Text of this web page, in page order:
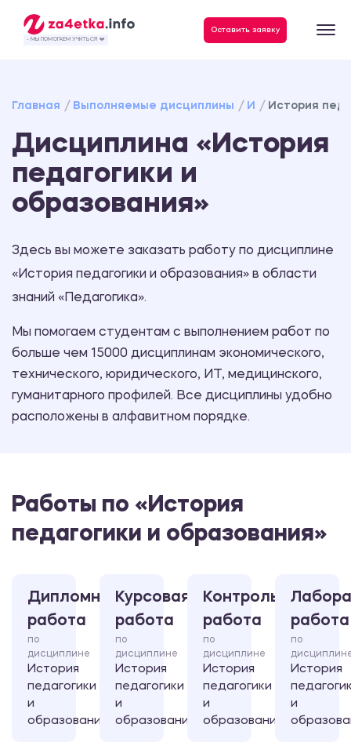
- МЫ ПОМОГАЕМ УЧИТЬСЯ ❤️
Оставить заявку
Главная Выполняемые дисциплины И История
Дисциплина «История
педагогики и
образования»
Здесь вы можете заказать работу по дисциплине
«История педагогики и образования» в области
знаний «Педагогика».
Мы помогаем студентам с выполнением работ по
больше чем 15000 дисциплинам экономического,
технического, юридического, ИТ, медицинского,
гуманитарного профилей. Все дисциплины удобно
расположены в алфавитном порядке.
Работы по «История
педагогики и образования»
Дипломная
работа
по
дисциплине
История
педагогики
и
образования
Курсовая
работа
по
дисциплине
История
педагогики
и
образования
Контрольная
работа
по
дисциплине
История
педагогики
и
образования
работа
по
История
и